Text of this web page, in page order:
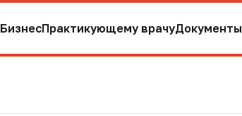
БизнесПрактикующему врачуДокументы